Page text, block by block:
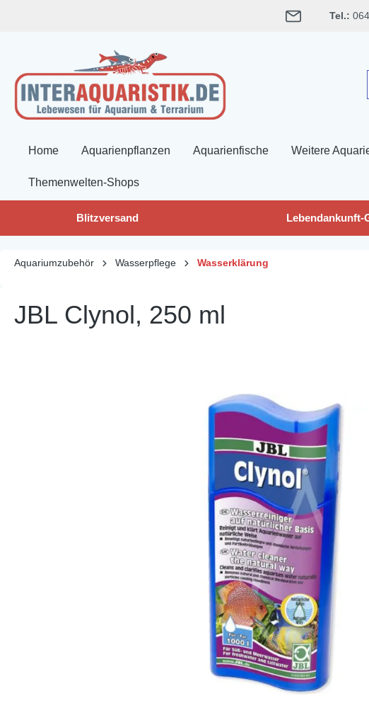
Tel.:
Home Aquarienpflanzen Aquarienfische Weitere
Themenwelten-Shops
Blitzversand Lebendankunft-
Aquariumzubehör Wasserpflege Wasserklärung
JBL Clynol, 250 ml